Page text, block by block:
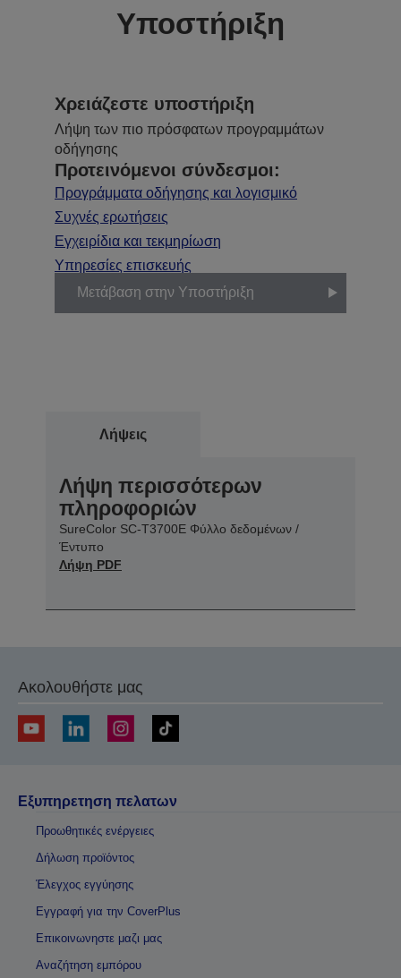
Υποστήριξη
Χρειάζεστε υποστήριξη
Λήψη των πιο πρόσφατων προγραμμάτων
οδήγησης
Προτεινόμενοι σύνδεσμοι:
Προγράμματα οδήγησης και λογισμικό
Συχνές ερωτήσεις
Εγχειρίδια και τεκμηρίωση
Υπηρεσίες επισκευής
Μετάβαση στην Υποστήριξη
Λήψεις
Λήψη περισσότερων
πληροφοριών
SureColor SC-T3700E Φύλλο δεδομένων /
Έντυπο
Λήψη PDF
Ακολουθήστε μας
Εξυπηρετηση πελατων
Προωθητικές ενέργειες
Δήλωση προϊόντος
Έλεγχος εγγύησης
Εγγραφή για την CoverPlus
Επικοινωνηστε μαζι μας
Αναζήτηση εμπόρου